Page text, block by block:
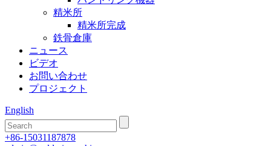
精米所
精米所完成
鉄骨倉庫
ニュース
ビデオ
お問い合わせ
プロジェクト
English
+86-15031187878